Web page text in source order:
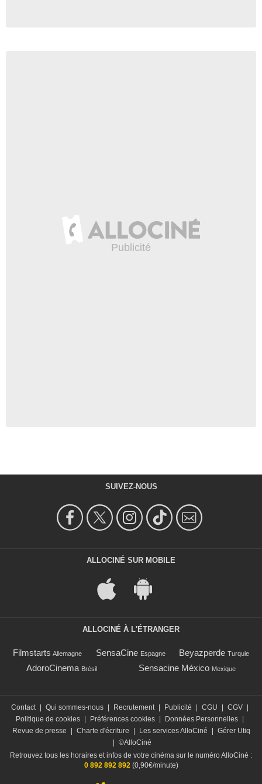
SUIVEZ-NOUS
ALLOCINÉ SUR MOBILE
ALLOCINÉ À L'ÉTRANGER
Filmstarts Allemagne SensaCine Espagne Beyazperde Turquie
AdoroCinema Brésil Sensacine México Mexique
Contact | Qui sommes-nous | Recrutement | Publicité | CGU | CGV |
Politique de cookies | Préférences cookies | Données Personnelles |
Revue de presse
| Charte d'écriture | Les services AlloCiné | Gérer Utiq
| ©AlloCiné
Retrouvez tous les horaires et infos de votre cinéma sur le numéro AlloCiné :
0 892 892 892(0,90€/minute)